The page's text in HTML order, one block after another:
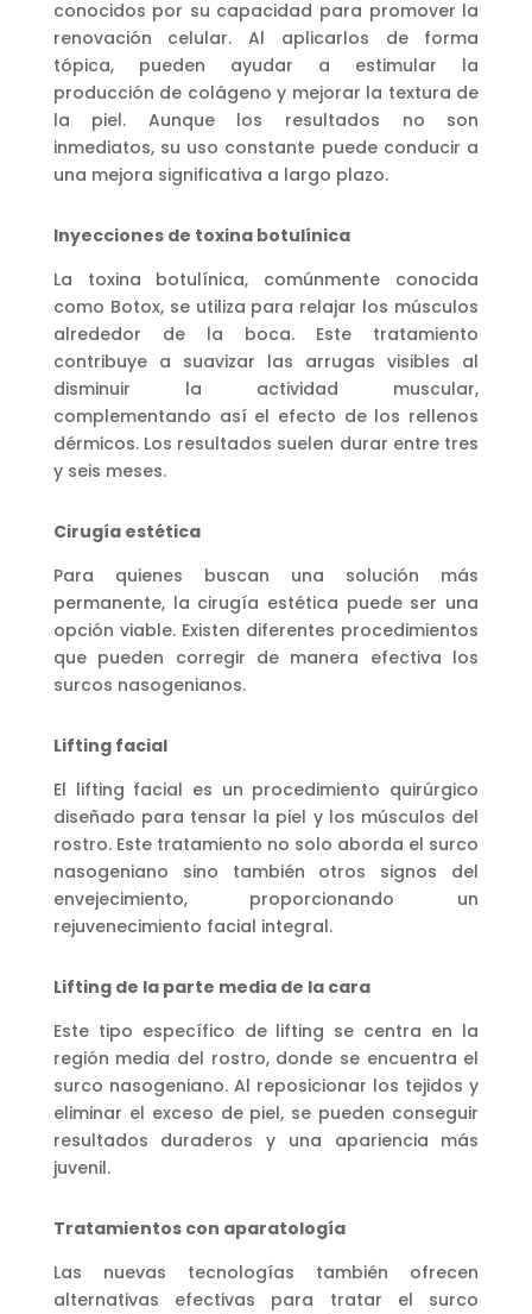
conocidos por su capacidad para promover la
renovación celular. Al aplicarlos de forma
tópica, pueden ayudar a estimular la
producción de colágeno y mejorar la textura de
la piel. Aunque los resultados no son
inmediatos, su uso constante puede conducir a
una mejora significativa a largo plazo.
Inyecciones de toxina botulínica
La toxina botulínica, comúnmente conocida
como Botox, se utiliza para relajar los músculos
alrededor de la boca. Este tratamiento
contribuye a suavizar las arrugas visibles al
disminuir la actividad muscular,
complementando así el efecto de los rellenos
dérmicos. Los resultados suelen durar entre tres
y seis meses.
Cirugía estética
Para quienes buscan una solución más
permanente, la cirugía estética puede ser una
opción viable. Existen diferentes procedimientos
que pueden corregir de manera efectiva los
surcos nasogenianos.
Lifting facial
El lifting facial es un procedimiento quirúrgico
diseñado para tensar la piel y los músculos del
rostro. Este tratamiento no solo aborda el surco
nasogeniano sino también otros signos del
envejecimiento, proporcionando un
rejuvenecimiento facial integral.
Lifting de la parte media de la cara
Este tipo específico de lifting se centra en la
región media del rostro, donde se encuentra el
surco nasogeniano. Al reposicionar los tejidos y
eliminar el exceso de piel, se pueden conseguir
resultados duraderos y una apariencia más
juvenil.
Tratamientos con aparatología
Las nuevas tecnologías también ofrecen
alternativas efectivas para tratar el surco